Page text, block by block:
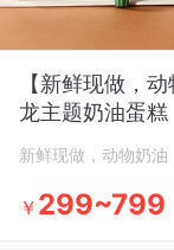
【新鲜现做，
龙主题奶油蛋糕
新鲜现做，动物奶油
￥ 299~799